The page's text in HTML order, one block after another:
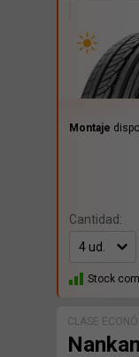
Montaje
Cantidad:
Stock
CLASE